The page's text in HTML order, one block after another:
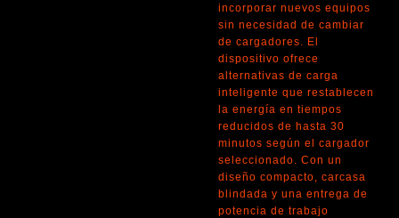
incorporar nuevos equipos
sin necesidad de cambiar
de cargadores. El
dispositivo ofrece
alternativas de carga
inteligente que restablecen
la energía en tiempos
reducidos de hasta 30
minutos según el cargador
seleccionado. Con un
diseño compacto, carcasa
blindada y una entrega de
potencia de trabajo